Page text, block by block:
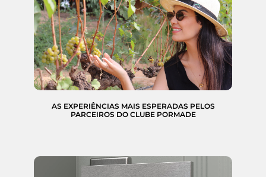
AS EXPERIÊNCIAS MAIS ESPERADAS PELOS
PARCEIROS DO CLUBE PORMADE